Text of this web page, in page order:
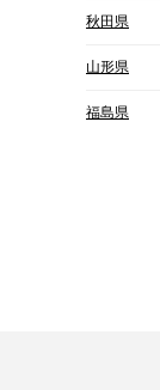
秋田県
山形県
福島県